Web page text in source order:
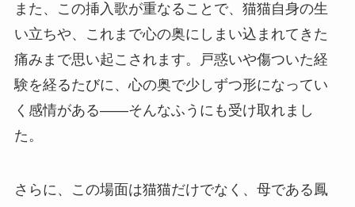
また、この挿入歌が重なることで、猫猫自身の生
い立ちや、これまで心の奥にしまい込まれてきた
痛みまで思い起こされます。戸惑いや傷ついた経
験を経るたびに、心の奥で少しずつ形になってい
く感情がある――そんなふうにも受け取れまし
た。
さらに、この場面は猫猫だけでなく、母である鳳